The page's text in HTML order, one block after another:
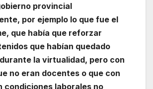
provincial
por ejemplo lo que fue el
que había que reforzar
que habían quedado
la virtualidad, pero con
no eran docentes o que con
condiciones laborales no